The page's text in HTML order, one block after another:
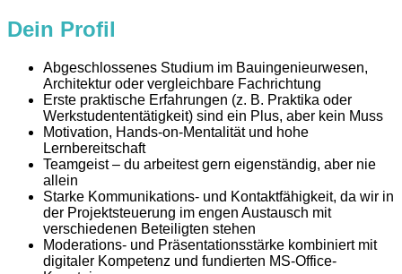
Dein Profil
Abgeschlossenes Studium im Bauingenieurwesen,
Architektur oder vergleichbare Fachrichtung
Erste praktische Erfahrungen (z. B. Praktika oder
Werkstudententätigkeit) sind ein Plus, aber kein Muss
Motivation, Hands-on-Mentalität und hohe
Lernbereitschaft
Teamgeist – du arbeitest gern eigenständig, aber nie
allein
Starke Kommunikations- und Kontaktfähigkeit, da wir in
der Projektsteuerung im engen Austausch mit
verschiedenen Beteiligten stehen
Moderations- und Präsentationsstärke kombiniert mit
digitaler Kompetenz und fundierten MS-Office-